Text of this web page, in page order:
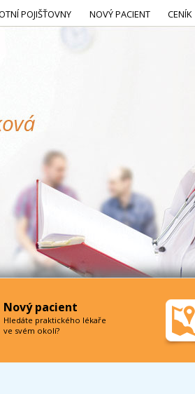
POJIŠŤOVNY NOVÝ PACIENT CENÍK
Nový pacient
Hledáte praktického lékaře
ve svém okolí?